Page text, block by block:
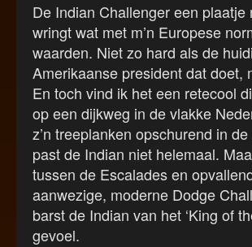
De Indian Challenger een plaatje
wringt wat met m’n Europese
waarden. Niet zo hard als de
Amerikaanse president dat
En toch vind ik het een retecool
op een dijkweg in de vlakke
z’n treeplanken opschurend in
past de Indian niet helemaal.
tussen de Escalades en
aanwezige, moderne Dodge
barst de Indian van het ‘King of
gevoel.